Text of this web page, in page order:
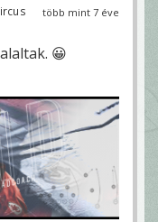
több mint 7 éve
😀